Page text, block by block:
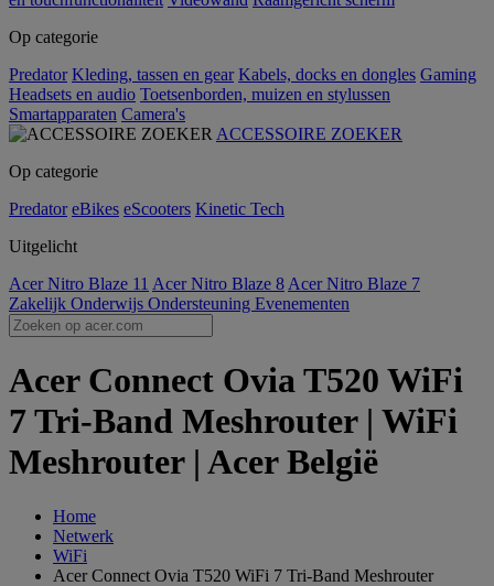
Op categorie
Predator Kleding, tassen en gear Kabels, docks en dongles Gaming
Headsets en audio Toetsenborden, muizen en stylussen
Smartapparaten Camera's
ACCESSOIRE ZOEKER
Op categorie
Predator eBikes eScooters Kinetic Tech
Uitgelicht
Acer Nitro Blaze 11 Acer Nitro Blaze 8 Acer Nitro Blaze 7
Zakelijk Onderwijs Ondersteuning Evenementen
Acer Connect Ovia T520 WiFi
7 Tri-Band Meshrouter | WiFi
Meshrouter | Acer België
Home
Netwerk
WiFi
Acer Connect Ovia T520 WiFi 7 Tri-Band Meshrouter